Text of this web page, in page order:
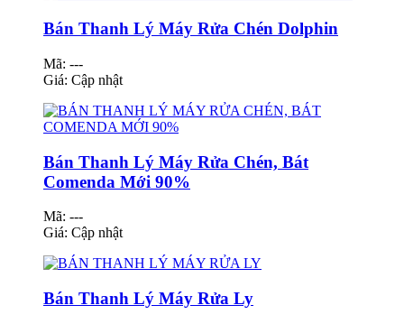
Bán Thanh Lý Máy Rửa Chén Dolphin
Mã: ---
Giá: Cập nhật
Bán Thanh Lý Máy Rửa Chén, Bát
Comenda Mới 90%
Mã: ---
Giá: Cập nhật
Bán Thanh Lý Máy Rửa Ly